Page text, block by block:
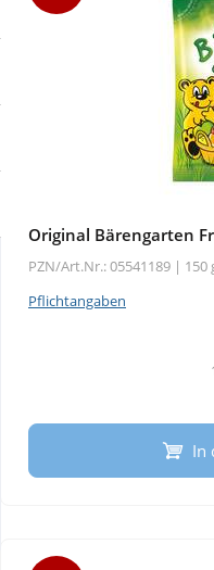
Sale
Körperpflege & Kosmetik
Natur & Homöopathie
Tierbedarf
Physiogel
Original Bärengarten
PZN/Art.Nr.: 05541189 | 150
Pflichtangaben
In